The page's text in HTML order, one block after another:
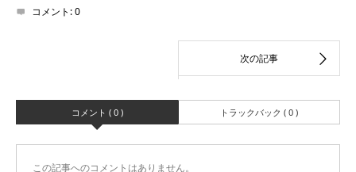
コメント:0
コメント ( 0 ) トラックバック ( 0 )
この記事へのコメントはありません。